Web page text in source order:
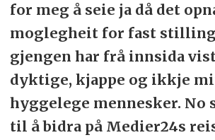
for meg å seie ja då det
moglegheit for fast
gjengen har frå innsida
dyktige, kjappe og ikkje
hyggelege mennesker. No
til å bidra på Medier24s